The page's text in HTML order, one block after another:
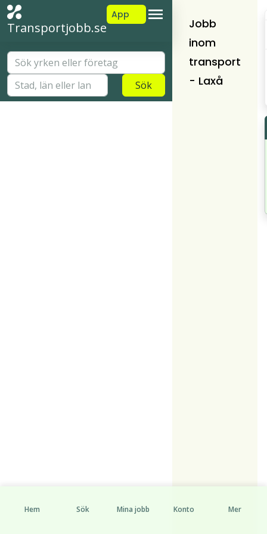
Transportjobb.se
App
Sök
Jobb
inom
transport
- Laxå
Hem Sök Mina jobb Konto Mer